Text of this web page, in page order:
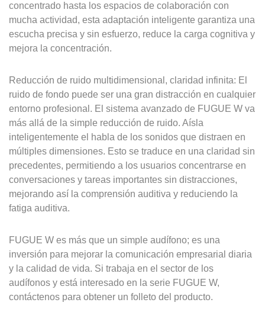
concentrado hasta los espacios de colaboración con
mucha actividad, esta adaptación inteligente garantiza una
escucha precisa y sin esfuerzo, reduce la carga cognitiva y
mejora la concentración.
Reducción de ruido multidimensional, claridad infinita: El
ruido de fondo puede ser una gran distracción en cualquier
entorno profesional. El sistema avanzado de FUGUE W va
más allá de la simple reducción de ruido. Aísla
inteligentemente el habla de los sonidos que distraen en
múltiples dimensiones. Esto se traduce en una claridad sin
precedentes, permitiendo a los usuarios concentrarse en
conversaciones y tareas importantes sin distracciones,
mejorando así la comprensión auditiva y reduciendo la
fatiga auditiva.
FUGUE W es más que un simple audífono; es una
inversión para mejorar la comunicación empresarial diaria
y la calidad de vida. Si trabaja en el sector de los
audífonos y está interesado en la serie FUGUE W,
contáctenos para obtener un folleto del producto.